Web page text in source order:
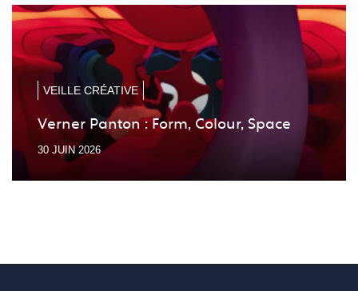
lala
VEILLE CRÉATIVE
Verner Panton : Form, Colour, Space
30 JUIN 2026